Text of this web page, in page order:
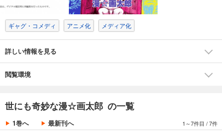
ギャグ・コメディ アニメ化 メディア化
詳しい情報を見る
閲覧環境
世にも奇妙な漫☆画太郎 の一覧
1巻へ 最新刊へ 1～7件目 /7件